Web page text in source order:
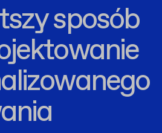
sposób